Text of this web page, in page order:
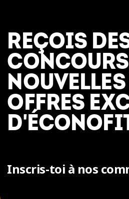
REÇOIS
OFFRES
Inscris-toi à nos